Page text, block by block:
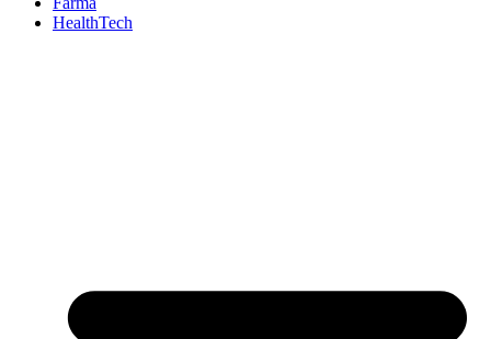
HealthTech